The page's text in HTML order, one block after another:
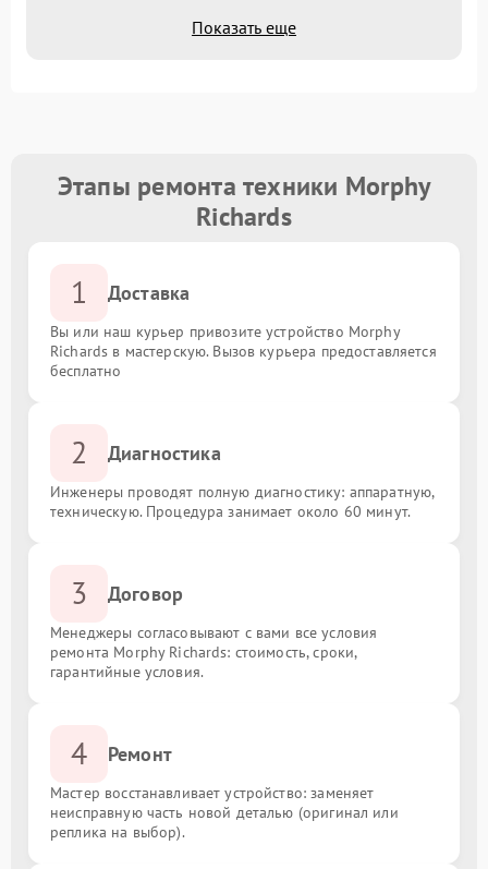
Показать еще
Этапы ремонта техники Morphy
Richards
1 Доставка
Вы или наш курьер привозите устройство Morphy
Richards в мастерскую. Вызов курьера предоставляется
бесплатно
2 Диагностика
Инженеры проводят полную диагностику: аппаратную,
техническую. Процедура занимает около 60 минут.
3 Договор
Менеджеры согласовывают с вами все условия
ремонта Morphy Richards: стоимость, сроки,
гарантийные условия.
4 Ремонт
Мастер восстанавливает устройство: заменяет
неисправную часть новой деталью (оригинал или
реплика на выбор).